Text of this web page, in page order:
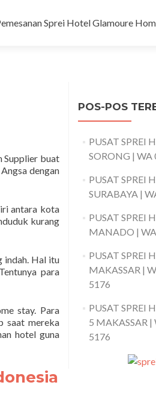
Sprei Hotel Glamoure
Supplier buat
dengan
antara kota
kurang
indah. Hal itu
para
stay. Para
saat mereka
hotel guna
POS-POS
PUSAT SPREI
SORONG | WA
PUSAT SPREI
SURABAYA |
PUSAT SPREI
MANADO |
PUSAT SPREI
MAKASSAR |
5176
PUSAT SPREI
5 MAKASSAR |
5176